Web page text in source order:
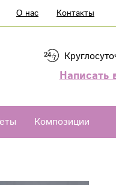
О нас Контакты
Написать
Композиции